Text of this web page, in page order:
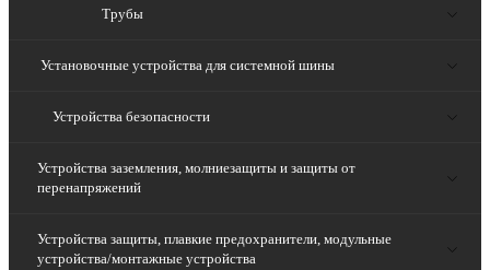
Трубы
Установочные устройства для системной шины
Устройства безопасности
Устройства заземления, молниезащиты и защиты от
перенапряжений
Устройства защиты, плавкие предохранители, модульные
устройства/монтажные устройства